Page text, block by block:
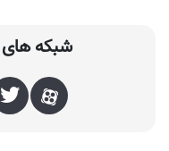
شبکه های